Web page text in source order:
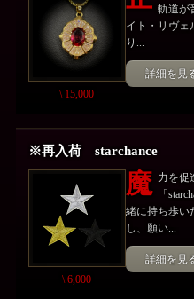
\ 15,000
軌道が
イト・リヴェ
り...
詳細を見
※再入荷 starchance
\ 6,000
魔 力を促
「
緒に持ち歩い
し、願い...
詳細を見